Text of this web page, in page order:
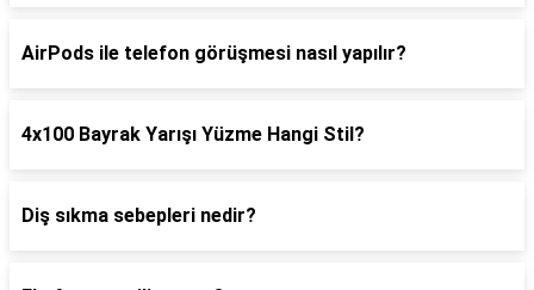
AirPods ile telefon görüşmesi nasıl yapılır?
4x100 Bayrak Yarışı Yüzme Hangi Stil?
Diş sıkma sebepleri nedir?